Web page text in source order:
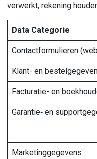
verwerkt, rekening
Data Categorie
Contactformulieren
Klant- en
Facturatie- en
Garantie‑ en
Marketinggegevens